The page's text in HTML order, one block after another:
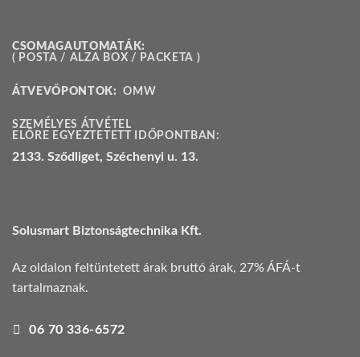
CSOMAGAUTOMATÁK:
( POSTA / ALZA BOX / PACKETA )
ÁTVEVŐPONTOK:OMW
SZEMÉLYES ÁTVÉTEL
ELŐRE EGYEZTETETT IDŐPONTBAN:
2133. Sződliget, Széchenyi u. 13.
Solusmart Biztonságtechnika Kft.
Az oldalon feltüntetett árak bruttó árak, 27% ÁFÁ-t
tartalmaznak.
06 70 336-6572